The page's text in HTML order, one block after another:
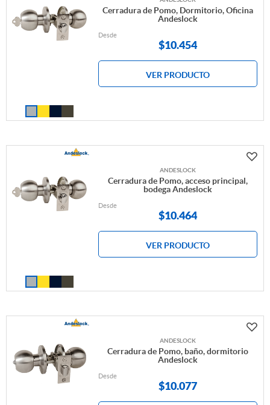
Cerradura de Pomo, Dormitorio, Oficina
Andeslock
Desde
$10.454
VER PRODUCTO
ANDESLOCK
Cerradura de Pomo, acceso principal,
bodega Andeslock
Desde
$10.464
VER PRODUCTO
ANDESLOCK
Cerradura de Pomo, baño, dormitorio
Andeslock
Desde
$10.077